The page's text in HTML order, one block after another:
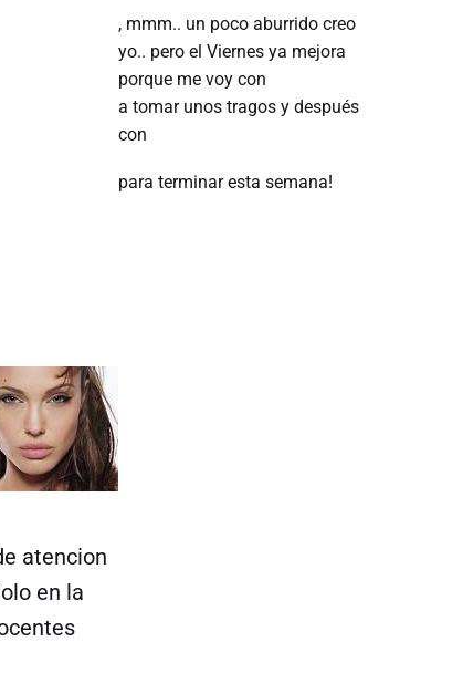
, mmm.. un poco aburrido creo
yo.. pero el Viernes ya mejora
porque me voy con
a tomar unos tragos y después
con
para terminar esta semana!
atencion
en la